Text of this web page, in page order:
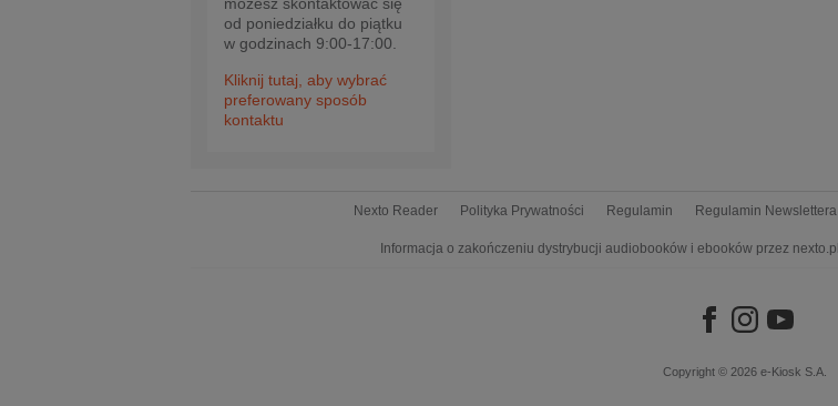
od poniedziałku do piątku
w godzinach 9:00-17:00.
Kliknij tutaj, aby wybrać
preferowany sposób
kontaktu
Nexto Reader Polityka Prywatności Regulamin Regulamin Newslettera
Informacja o zakończeniu dystrybucji audiobooków i ebooków przez nexto.pl
Copyright © 2026 e-Kiosk S.A.